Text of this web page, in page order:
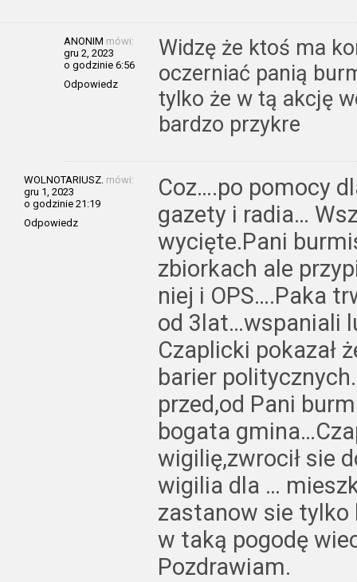
ANONIM mówi:
gru 2, 2023
o godzinie 6:56
Odpowiedz
Widzę że ktoś ma
oczerniać panią
tylko że w tą akcję
bardzo przykre
WOLNOTARIUSZ. mówi:
gru 1, 2023
o godzinie 21:19
Odpowiedz
Coz….po pomocy
gazety i radia…
wycięte.Pani
zbiorkach ale
niej i OPS….Paka
od 3lat…wspaniali
Czaplicki pokazał
barier
przed,od Pani
bogata
wigilię,zwrocił sie
wigilia dla …
zastanow sie tylko
w taką pogodę
Pozdrawiam.